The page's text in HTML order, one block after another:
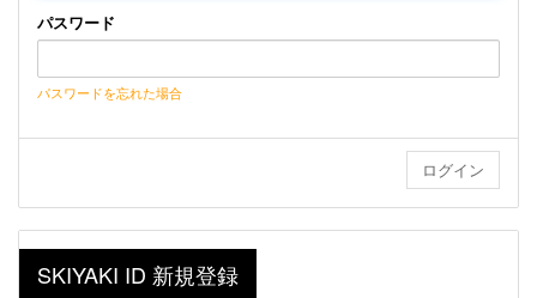
パスワード
パスワードを忘れた場合
SKIYAKI ID 新規登録